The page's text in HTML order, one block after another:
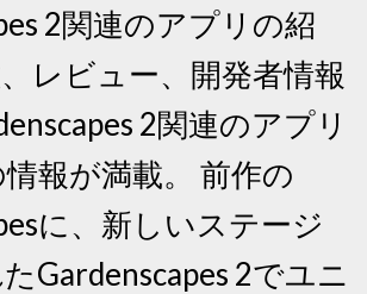
2関連のアプリの紹
レビュー、開発者情報
2関連のアプリ
報が満載。 前作の
に、新しいステージ
Gardenscapes 2でユニ